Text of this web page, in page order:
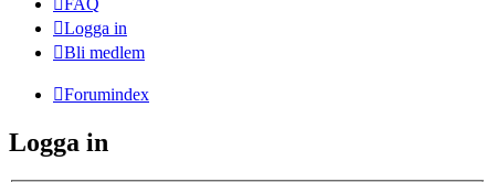
Logga in
Bli medlem
Forumindex
Logga in